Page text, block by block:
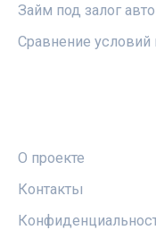
Займ под залог
Сравнение условий
О проекте
Контакты